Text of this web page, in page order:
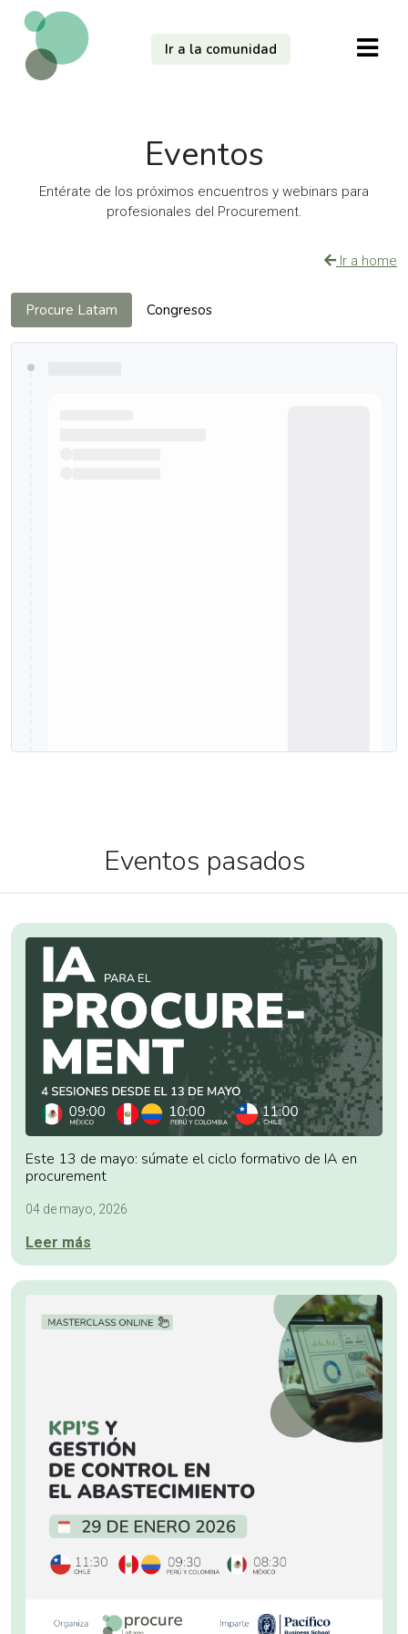
Ir a la comunidad
Eventos
Entérate de los próximos encuentros y webinars para
profesionales del Procurement.
Ir a home
Procure Latam Congresos
Eventos pasados
Este 13 de mayo: súmate el ciclo formativo de IA en
procurement
04 de mayo, 2026
Leer más